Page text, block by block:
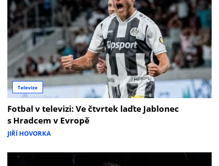
Televize
Fotbal v televizi: Ve čtvrtek laďte Jablonec
s Hradcem v Evropě
JIŘÍ HOVORKA